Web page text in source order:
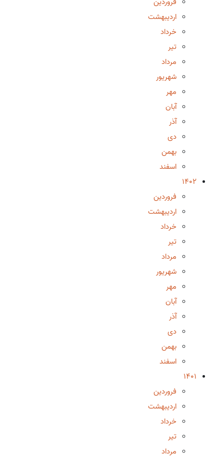
اردیبهشت
خرداد
تیر
مرداد
شهریور
مهر
آبان
آذر
دی
بهمن
اسفند
1402
فروردین
اردیبهشت
خرداد
تیر
مرداد
شهریور
مهر
آبان
آذر
دی
بهمن
اسفند
1401
فروردین
اردیبهشت
خرداد
تیر
مرداد